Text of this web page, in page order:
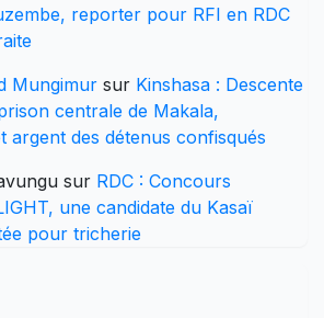
reporter pour RFI en RDC
Mungimur sur Kinshasa : Descente
centrale de Makala,
argent des détenus confisqués
sur RDC : Concours
une candidate du Kasaï
pour tricherie